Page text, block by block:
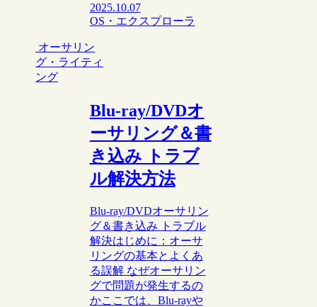
2025.10.07
OS・エクスプローラ
オーサリン
グ・ライティ
ング
Blu-ray/DVDオ
ーサリング＆書
き込み トラブ
ル解決方法
Blu-ray/DVDオーサリン
グ＆書き込み トラブル
解決はじめに：オーサ
リングの基本とよくあ
る誤解 なぜオーサリン
グで問題が発生するの
かここでは、Blu-rayや